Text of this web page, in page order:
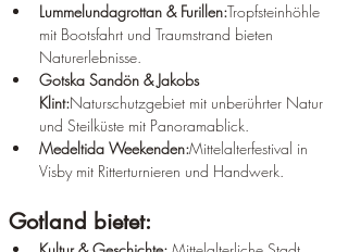
Lummelundagrottan & Furillen:Tropfsteinhöhle
mit Bootsfahrt und Traumstrand bieten
Naturerlebnisse.
Gotska Sandön & Jakobs
Klint:Naturschutzgebiet mit unberührter Natur
und Steilküste mit Panoramablick.
Medeltida Weekenden:Mittelalterfestival in
Visby mit Ritterturnieren und Handwerk.
Gotland bietet: